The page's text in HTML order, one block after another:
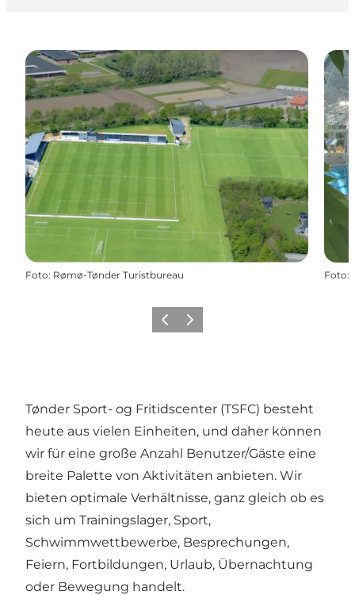
Foto: Rømø-Tønder Turistbureau Foto:
ZurückWeiter
Tønder Sport- og Fritidscenter (TSFC) besteht
heute aus vielen Einheiten, und daher können
wir für eine große Anzahl Benutzer/Gäste eine
breite Palette von Aktivitäten anbieten. Wir
bieten optimale Verhältnisse, ganz gleich ob es
sich um Trainingslager, Sport,
Schwimmwettbewerbe, Besprechungen,
Feiern, Fortbildungen, Urlaub, Übernachtung
oder Bewegung handelt.